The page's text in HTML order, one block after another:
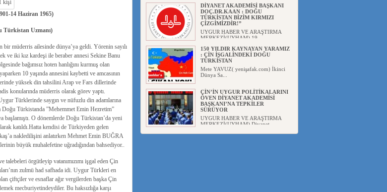
14 Haziran 1965)
Türkistan Uzmanı)
müderris ailesinde dünya’ya geldi. Yörenin sayılı
ve iki kız kardeşi ile beraber annesi Sekine Banu
bağımsız hoten hanlığını kurmuş olan
10 yaşında annesini kaybetti ve amcasının
yüksek din tahsilini Arap ve Fars dillerinde
konularında müderris olarak görev yaptı.
Türklerinde saygın ve nüfuzlu din adamlarına
Türkistanda ”Mehemmet Emin Hezretim”
O dönemlerde Doğu Türkistan’da yeni
katıldı.Hatta kendisi de Türkiyeden gelen
nakledilişini anlatırken Mehmet Emin BUĞRA
büyük muhalefetine uğradığından bahsediyor..
örgütleyip vatanımızımı işgal eden Çin
zulmü had safhada idi. Uygur Türkleri en
çiftçiler ve esnaflar ağır vergilerden başka Çin
mecburiyetindeydiler. Bu haksızlığa karşı
DİYANET AKADEMİSİ BAŞKANI
DOÇ.DR.KAAN : DOĞU
TÜRKİSTAN BİZİM KIRMIZI
ÇİZGİMİZDİR!”
UYGUR HABER VE ARAŞTIRMA
MERKEZİ(UYHAM) 19...
150 YILDIR KAYNAYAN YARAMIZ
: ÇİN İŞGALİNDEKİ DOĞU
TÜRKİSTAN
Mete YAVUZ( yenişafak.com) İkinci
Dünya Sa...
ÇİN’İN UYGUR POLİTİKALARINI
ÖVEN DİYANET AKADEMİSİ
BAŞKANI’NA TEPKİLER
SÜRÜYOR
UYGUR HABER VE ARAŞTIRMA
MERKEZİ(UYHAM) Diyanet
MHP’DEN URUMÇİ KATLİAMI